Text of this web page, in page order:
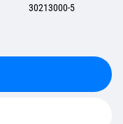
30213000-5